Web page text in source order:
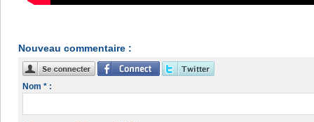
Nouveau commentaire :
Nom * :